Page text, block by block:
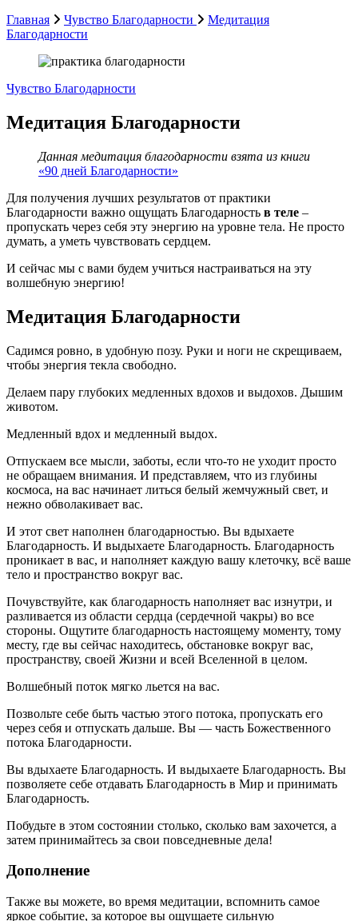
Главная
Чувство Благодарности
Медитация
Благодарности
Чувство Благодарности
Медитация Благодарности
Данная медитация благодарности взята из книги
«90 дней Благодарности»
Для получения лучших результатов от практики
Благодарности важно ощущать Благодарность в теле –
пропускать через себя эту энергию на уровне тела. Не просто
думать, а уметь чувствовать сердцем.
И сейчас мы с вами будем учиться настраиваться на эту
волшебную энергию!
Медитация Благодарности
Садимся ровно, в удобную позу. Руки и ноги не скрещиваем,
чтобы энергия текла свободно.
Делаем пару глубоких медленных вдохов и выдохов. Дышим
животом.
Медленный вдох и медленный выдох.
Отпускаем все мысли, заботы, если что-то не уходит просто
не обращаем внимания. И представляем, что из глубины
космоса, на вас начинает литься белый жемчужный свет, и
нежно обволакивает вас.
И этот свет наполнен благодарностью. Вы вдыхаете
Благодарность. И выдыхаете Благодарность. Благодарность
проникает в вас, и наполняет каждую вашу клеточку, всё ваше
тело и пространство вокруг вас.
Почувствуйте, как благодарность наполняет вас изнутри, и
разливается из области сердца (сердечной чакры) во все
стороны. Ощутите благодарность настоящему моменту, тому
месту, где вы сейчас находитесь, обстановке вокруг вас,
пространству, своей Жизни и всей Вселенной в целом.
Волшебный поток мягко льется на вас.
Позвольте себе быть частью этого потока, пропускать его
через себя и отпускать дальше. Вы — часть Божественного
потока Благодарности.
Вы вдыхаете Благодарность. И выдыхаете Благодарность. Вы
позволяете себе отдавать Благодарность в Мир и принимать
Благодарность.
Побудьте в этом состоянии столько, сколько вам захочется, а
затем принимайтесь за свои повседневные дела!
Дополнение
Также вы можете, во время медитации, вспомнить самое
яркое событие, за которое вы ощущаете сильную